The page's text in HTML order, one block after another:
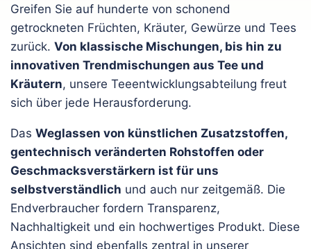
Greifen Sie auf hunderte von schonend
getrockneten Früchten, Kräuter, Gewürze und Tees
zurück. Von klassische Mischungen, bis hin zu
innovativen Trendmischungen aus Tee und
Kräutern, unsere Teeentwicklungsabteilung freut
sich über jede Herausforderung.
Das Weglassen von künstlichen Zusatzstoffen,
gentechnisch veränderten Rohstoffen oder
Geschmacksverstärkern ist für uns
selbstverständlich und auch nur zeitgemäß. Die
Endverbraucher fordern Transparenz,
Nachhaltigkeit und ein hochwertiges Produkt. Diese
Ansichten sind ebenfalls zentral in unserer